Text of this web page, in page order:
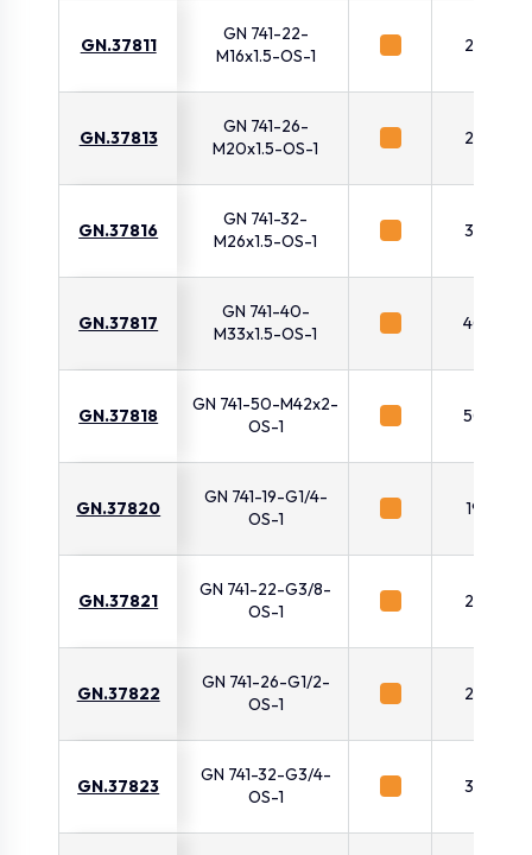
GN.37811
GN 741-22-
M16x1.5-OS-1
22
GN.37813
GN 741-26-
M20x1.5-OS-1
26
GN.37816
GN 741-32-
M26x1.5-OS-1
32
GN.37817
GN 741-40-
M33x1.5-OS-1
40
GN.37818
GN 741-50-M42x2-
OS-1
50
GN.37820
GN 741-19-G1/4-
OS-1
19
GN.37821
GN 741-22-G3/8-
OS-1
22
GN.37822
GN 741-26-G1/2-
OS-1
26
GN.37823
GN 741-32-G3/4-
OS-1
32